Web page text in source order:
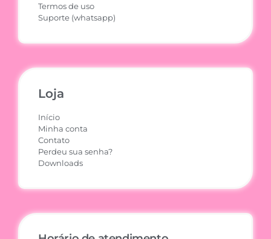
Termos de uso
Suporte (whatsapp)
Loja
Início
Minha conta
Contato
Perdeu sua senha?
Downloads